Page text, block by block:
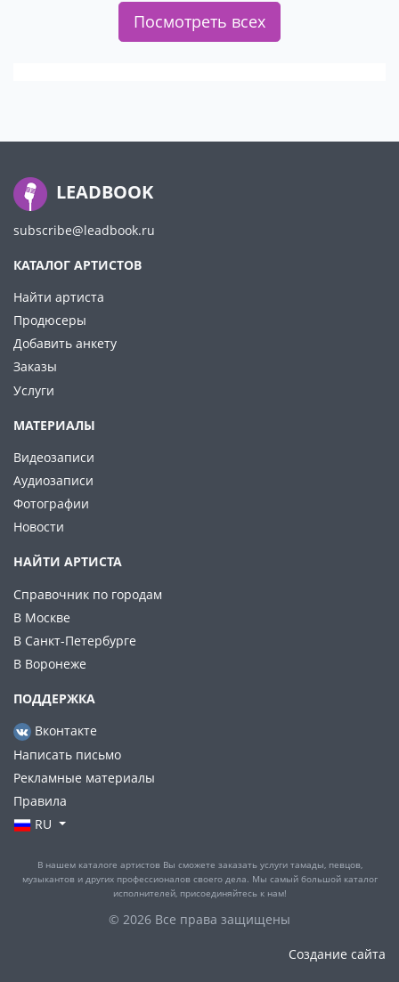
Посмотреть всех
LEADBOOK
subscribe@leadbook.ru
КАТАЛОГ АРТИСТОВ
Найти артиста
Продюсеры
Добавить анкету
Заказы
Услуги
МАТЕРИАЛЫ
Видеозаписи
Аудиозаписи
Фотографии
Новости
НАЙТИ АРТИСТА
Справочник по городам
В Москве
В Санкт-Петербурге
В Воронеже
ПОДДЕРЖКА
Вконтакте
Написать письмо
Рекламные материалы
Правила
RU
В нашем каталоге артистов Вы сможете заказать услуги тамады, певцов,
музыкантов и других профессионалов своего дела. Мы самый большой каталог
исполнителей, присоединяйтесь к нам!
© 2026 Все права защищены
Создание сайта